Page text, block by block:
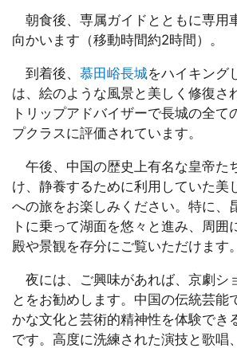
朝食後、専属ガイドとともに専用
向かいます（移動時間約2時間）。
到着後、 慕田峪長城をハイキング
は、絵のような風景と美しく修復さ
トリップアドバイザーで長城の全て
プクラスに評価されています。
午後、中国の歴史上有名な皇帝た
け、静養するために利用していた美
への旅をお楽しみください。特に、
トに乗って湖面を悠々と進み、周囲
殿や景観を存分にご覧いただけます。
夜には、ご興味があれば、京劇シ
とをお勧めします。中国の伝統芸能
かな文化と芸術的精神性を体験でき
です。高度に洗練された演技と歌唱